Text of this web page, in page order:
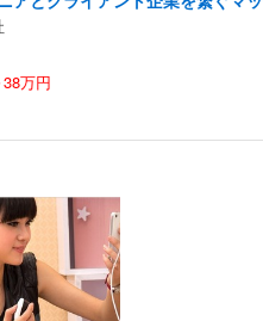
万円